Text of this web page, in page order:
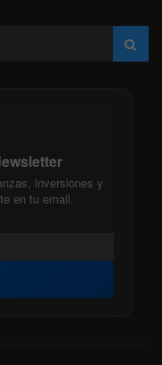
inversiones y
en tu email.